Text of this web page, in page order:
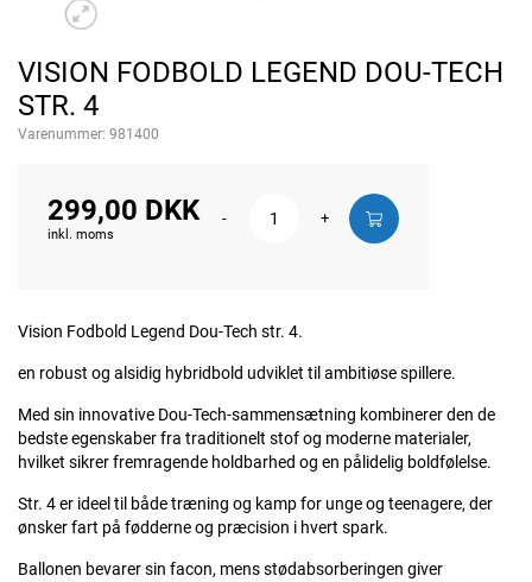
VISION FODBOLD LEGEND DOU-TECH
STR. 4
Varenummer: 981400
299,00 DKK
inkl. moms
- +
Vision Fodbold Legend Dou-Tech str. 4.
en robust og alsidig hybridbold udviklet til ambitiøse spillere.
Med sin innovative Dou-Tech-sammensætning kombinerer den de
bedste egenskaber fra traditionelt stof og moderne materialer,
hvilket sikrer fremragende holdbarhed og en pålidelig boldfølelse.
Str. 4 er ideel til både træning og kamp for unge og teenagere, der
ønsker fart på fødderne og præcision i hvert spark.
Ballonen bevarer sin facon, mens stødabsorberingen giver